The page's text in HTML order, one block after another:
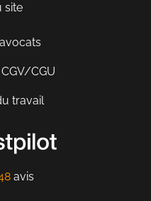
site
CGU
travail
avis